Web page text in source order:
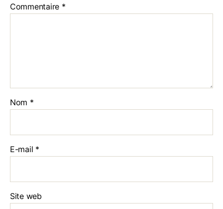
Commentaire *
Nom *
E-mail *
Site web